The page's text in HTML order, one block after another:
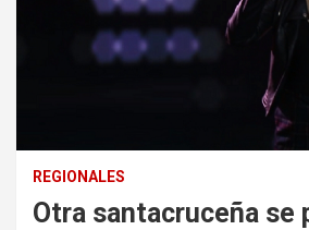
REGIONALES
Otra santacruceña se